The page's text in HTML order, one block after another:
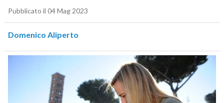
Pubblicato il 04 Mag 2023
Domenico Aliperto